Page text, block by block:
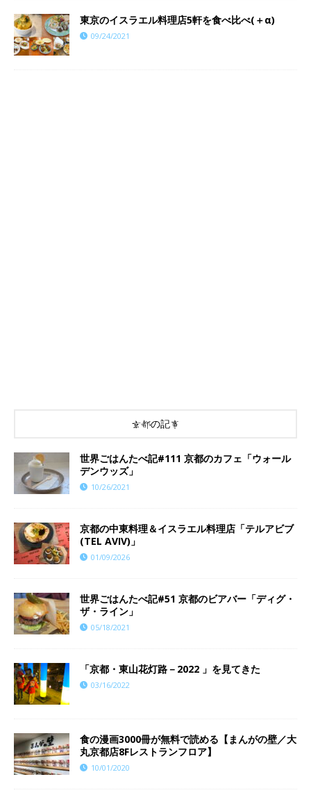
東京のイスラエル料理店5軒を食べ比べ(＋α)
09/24/2021
京都の記事
世界ごはんたべ記#111 京都のカフェ「ウォール
デンウッズ」
10/26/2021
京都の中東料理＆イスラエル料理店「テルアビブ
(TEL AVIV)」
01/09/2026
世界ごはんたべ記#51 京都のビアバー「ディグ・
ザ・ライン」
05/18/2021
「京都・東山花灯路－2022 」を見てきた
03/16/2022
食の漫画3000冊が無料で読める【まんがの壁／大
丸京都店8Fレストランフロア】
10/01/2020